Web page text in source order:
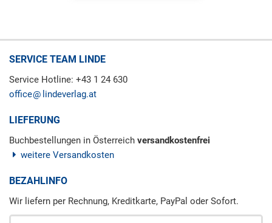
SERVICE TEAM LINDE
Service Hotline: +43 1 24 630
office
lindeverlag.at
LIEFERUNG
Buchbestellungen in Österreich versandkostenfrei
weitere Versandkosten
BEZAHLINFO
Wir liefern per Rechnung, Kreditkarte, PayPal oder Sofort.